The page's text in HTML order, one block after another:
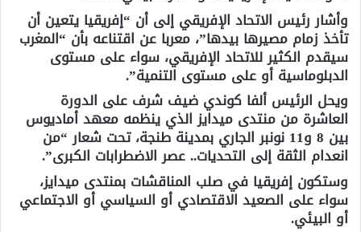
وأشار رئيس الاتحاد الإفريقي إلى أن “إفريقيا يتعين أن
تأخذ زمام مصيرها بيدها”، معربا عن اقتناعه بأن “المغرب
سيقدم الكثير للاتحاد الإفريقي، سواء على مستوى
الدبلوماسية أو على مستوى التنمية”.
ويحل الرئيس ألفا كوندي ضيف شرف على الدورة
العاشرة من منتدى ميدايز الذي ينظمه معهد أماديوس
بين 8 و11 نونبر الجاري بمدينة طنجة، تحت شعار “من
انعدام الثقة إلى التحديات.. عصر الاضطرابات الكبرى”.
وستكون إفريقيا في صلب المناقشات بمنتدى ميدايز،
سواء على الصعيد الاقتصادي أو السياسي أو الاجتماعي
أو البيئي.